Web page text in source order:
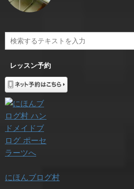
レッスン予約
にほんブログ村